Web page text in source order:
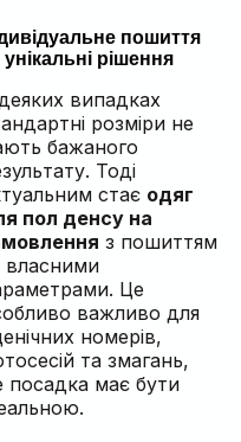
пошиття
унікальні рішення
випадках
розміри не
бажаного
Тоді
стає одяг
пол денсу на
з пошиттям
власними
Це
важливо для
номерів,
та змагань,
посадка має бути